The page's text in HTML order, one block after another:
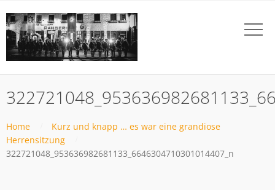
Home
Kurz und knapp … es war eine grandiose
Herrensitzung
322721048_953636982681133_6646304710301014407_n